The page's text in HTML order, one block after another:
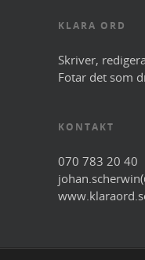
KLARA ORD
Skriver,
Fotar det som
KONTAKT
070 783 20 40